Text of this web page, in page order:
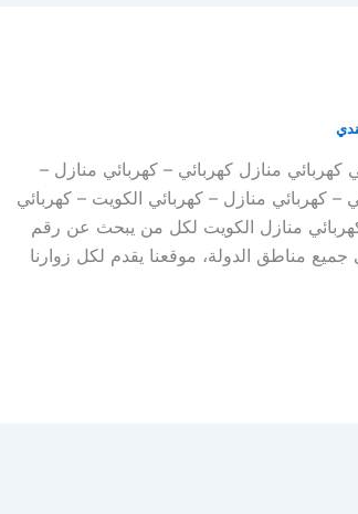
منازل الكويت / 66901910 / فني كهربائي منازل كهربائي – كهربائي منازل –
– كهربائي منازل – كهربائي الكويت – كهربائي
منازل الكويت لكل من يبحث عن رقم
مناطق الدولة، موقعنا يقدم لكل زوارنا